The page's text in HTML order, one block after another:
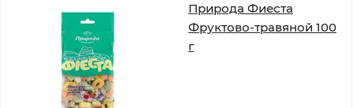
Природа Фиеста
Фруктово-травяной 100
г